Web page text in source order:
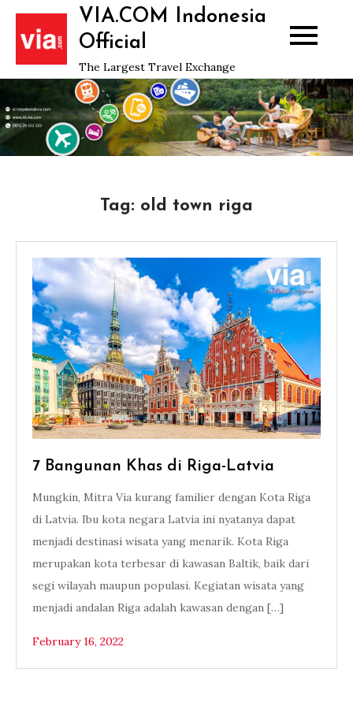
Skip
content
VIA.COM Indonesia
Official
The Largest Travel Exchange
Tag: old town riga
7 Bangunan Khas di Riga-Latvia
Mungkin, Mitra Via kurang familier dengan Kota Riga
di Latvia. Ibu kota negara Latvia ini nyatanya dapat
menjadi destinasi wisata yang menarik. Kota Riga
merupakan kota terbesar di kawasan Baltik, baik dari
segi wilayah maupun populasi. Kegiatan wisata yang
menjadi andalan Riga adalah kawasan dengan […]
February 16, 2022